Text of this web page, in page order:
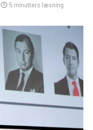
5 minutters læsning